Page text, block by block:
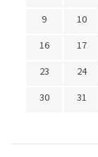
9
10
16
17
23
24
30
31